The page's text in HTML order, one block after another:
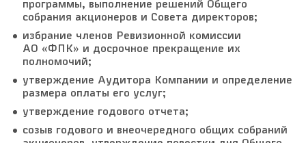
программы, выполнение решений Общего
собрания акционеров и Совета директоров;
избрание членов Ревизионной комиссии
АО «ФПК» и досрочное прекращение их
полномочий;
утверждение Аудитора Компании и определение
размера оплаты его услуг;
утверждение годового отчета;
созыв годового и внеочередного общих собраний